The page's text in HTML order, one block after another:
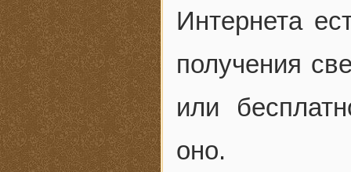
Интернета
получения
или
оно.